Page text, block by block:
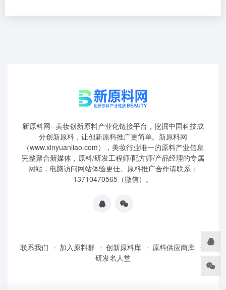
新原料网--美妆创新原料产业化链接平台，挖掘中国科技成
分创新原料，让创新原料推广更简单。新原料网
（www.xinyuanliao.com），美妆行业唯一的原料产业信息
完整聚合新媒体，原料/研发工程师/配方师/产品经理的专属
网站，电脑访问网站体验更佳。原料推广合作请联系：
13710470565（微信）。
联系我们 加入原料群 创新原料库
原料供应商库
研发名人堂